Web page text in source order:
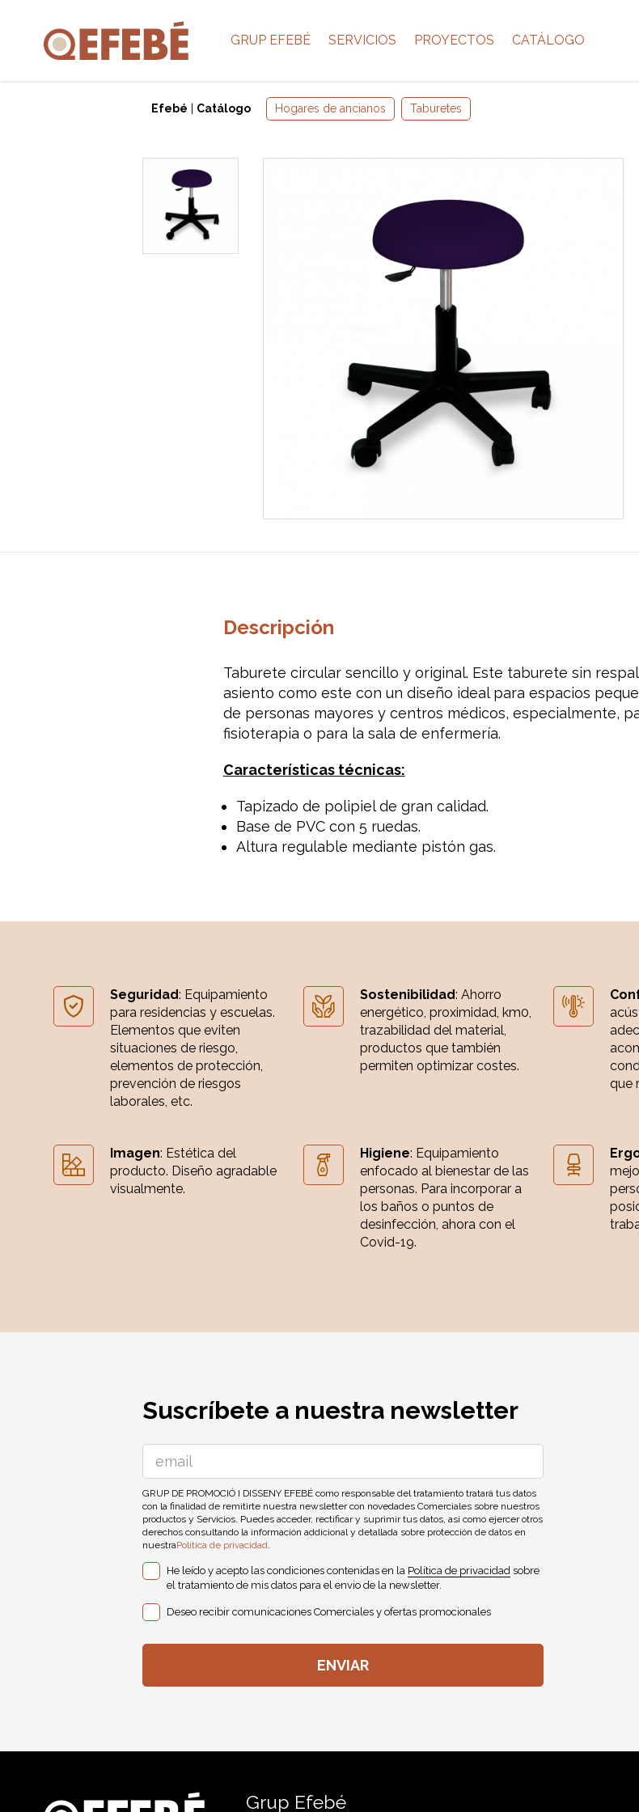
GRUP EFEBÉ SERVICIOS PROYECTOS CATÁLOGO
Efebé Catálogo Hogares de ancianos Taburetes
Descripción
Taburete circular sencillo y original. Este taburete sin
asiento como este con un diseño ideal para espacios
de personas mayores y centros médicos, especialmente,
fisioterapia o para la sala de enfermería.
Características técnicas:
Tapizado de polipiel de gran calidad.
Base de PVC con 5 ruedas.
Altura regulable mediante pistón gas.
Seguridad: Equipamiento
para residencias y escuelas.
Elementos que eviten
situaciones de riesgo,
elementos de protección,
prevención de riesgos
laborales, etc.
Sostenibilidad: Ahorro
energético, proximidad, km0,
trazabilidad del material,
productos que también
permiten optimizar costes.
que
Imagen: Estética del
producto. Diseño agradable
visualmente.
Higiene: Equipamiento
enfocado al bienestar de las
personas. Para incorporar a
los baños o puntos de
desinfección, ahora con el
Covid-19.
Suscríbete a nuestra newsletter
GRUP DE PROMOCIÓ I DISSENY EFEBÉ como responsable del tratamiento tratará tus datos
con la finalidad de remitirte nuestra newsletter con novedades Comerciales sobre nuestros
productos y Servicios. Puedes acceder, rectificar y suprimir tus datos, así como ejercer otros
derechos consultando la información addicional y detallada sobre protección de datos en
nuestraPolítica de privacidad
He leído y acepto las condiciones contenidas en la Política de privacidad sobre
el tratamiento de mis datos para el envio de la newsletter.
Deseo recibir comunicaciones Comerciales y ofertas promocionales
Grup Efebé